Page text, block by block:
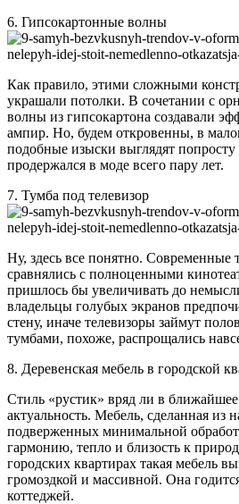
6. Гипсокартонные волны
Как правило, этими сложными
украшали потолки. В сочетании с
волны из гипсокартона создавали
ампир. Но, будем откровенны, в
подобные изыски выглядят
продержался в моде всего пару лет.
7. Тумба под телевизор
Ну, здесь все понятно. Современные
сравнялись с полноценными
пришлось бы увеличивать до
владельцы голубых экранов
стену, иначе телевизоры займут
тумбами, похоже, распрощались
8. Деревенская мебель в городской
Стиль «рустик» вряд ли в
актуальность. Мебель, сделанная из
подверженных минимальной
гармонию, тепло и близость к
городских квартирах такая мебель
громоздкой и массивной. Она
коттеджей.